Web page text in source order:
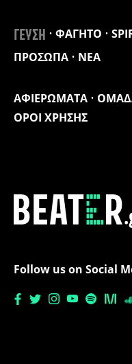
ΑΦΙΕΡΩΜΑΤΑ
ΟΡΟΙ ΧΡΗΣΗΣ
ΓΕΥΣΗ ΦΑΓΗΤΟ
ΠΡΟΣΩΠΑ
ΝΕΑ
Follow us on Social